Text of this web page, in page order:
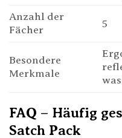
Anzahl der
Fächer
5
Besondere
Merkmale
FAQ – Häufig
Satch Pack